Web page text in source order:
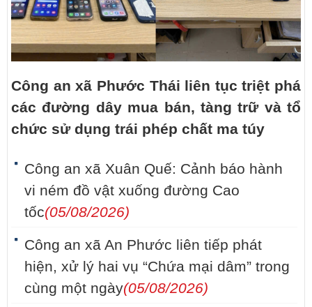
Công an xã Phước Thái liên tục triệt phá
các đường dây mua bán, tàng trữ và tổ
chức sử dụng trái phép chất ma túy
Công an xã Xuân Quế: Cảnh báo hành
vi ném đồ vật xuống đường Cao
tốc(05/08/2026)
Công an xã An Phước liên tiếp phát
hiện, xử lý hai vụ “Chứa mại dâm” trong
cùng một ngày(05/08/2026)